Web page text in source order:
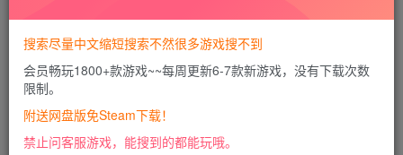
暂时无法购买，请与站长联系
您当前未登录！建议登陆后购买，可保存购买订单
账号密码错误或需要验证码，进售后扣裙1050974489
使用教程：
https://docs.qq.com/doc/DU0VHUUFRS2xDa1Jp
搜索尽量中文缩短搜索不然很多游戏搜不到
会员畅玩1800+款游戏~~每周更新6-7款新游戏，没有下载次数
限制。
附送网盘版免Steam下载！
禁止问客服游戏，能搜到的都能玩哦。